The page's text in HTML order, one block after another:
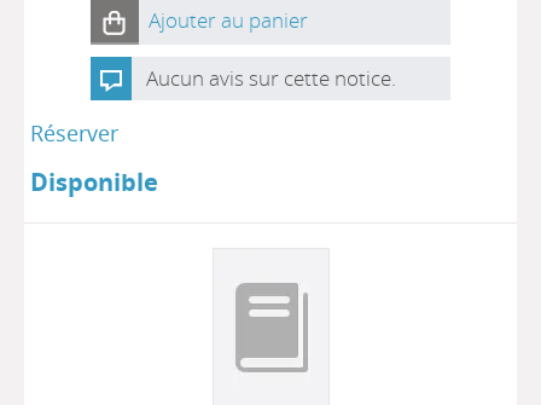
Ajouter au panier
Aucun avis sur cette notice.
Réserver
Disponible